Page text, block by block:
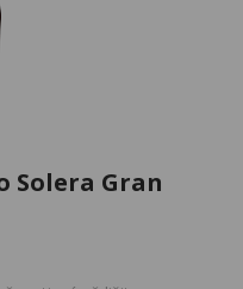
Solera Gran